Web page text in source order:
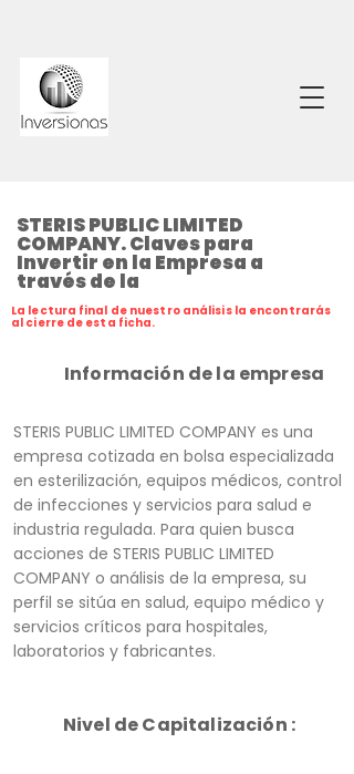
STERIS PUBLIC LIMITED
COMPANY. Claves para
Invertir en la Empresa a
través de la
La lectura final de nuestro análisis la encontrarás
al cierre de esta ficha.
Información de la empresa
STERIS PUBLIC LIMITED COMPANY es una
empresa cotizada en bolsa especializada
en esterilización, equipos médicos, control
de infecciones y servicios para salud e
industria regulada. Para quien busca
acciones de STERIS PUBLIC LIMITED
COMPANY o análisis de la empresa, su
perfil se sitúa en salud, equipo médico y
servicios críticos para hospitales,
laboratorios y fabricantes.
Nivel de Capitalización :